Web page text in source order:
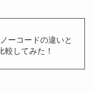
ーコードの違いと
較してみた！